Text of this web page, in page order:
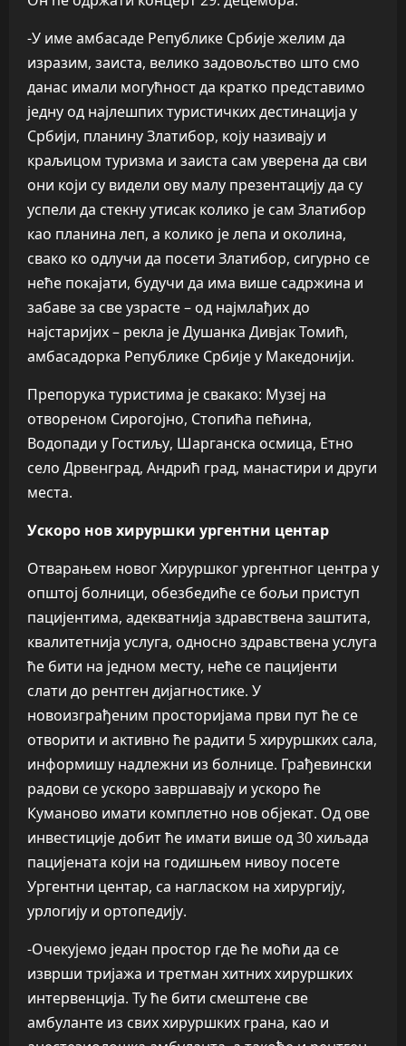
-У име амбасаде Републике Србије желим да
изразим, заиста, велико задовољство што смо
данас имали могућност да кратко представимо
једну од најлешпих туристичких дестинација у
Србији, планину Златибор, коју називају и
краљицом туризма и заиста сам уверена да сви
они који су видели ову малу презентацију да су
успели да стекну утисак колико је сам Златибор
као планина леп, а колико је лепа и околина,
свако ко одлучи да посети Златибор, сигурно се
неће покајати, будучи да има више садржина и
забаве за све узрасте – од најмлађих до
најстаријих – рекла је Душанка Дивјак Томић,
амбасадорка Републике Србије у Македонији.
Препорука туристима је свакако: Музеј на
отвореном Сирогојно, Стопића пећина,
Водопади у Гостиљу, Шарганска осмица, Етно
село Дрвенград, Андрић град, манастири и други
места.
Ускоро нов хируршки ургентни центар
Отварањем новог Хируршког ургентног центра у
општој болници, обезбедиће се бољи приступ
пацијентима, адекватнија здравствена заштита,
квалитетнија услуга, односно здравствена услуга
ће бити на једном месту, неће се пацијенти
слати до рентген дијагностике. У
новоизграђеним просторијама први пут ће се
отворити и активно ће радити 5 хируршких сала,
информишу надлежни из болнице. Грађевински
радови се ускоро завршавају и ускоро ће
Куманово имати комплетно нов објекат. Од ове
инвестиције добит ће имати више од 30 хиљада
пацијената који на годишњем нивоу посете
Ургентни центар, са нагласком на хирургију,
урлогију и ортопедију.
-Очекујемо један простор где ће моћи да се
изврши тријажа и третман хитних хируршких
интервенција. Ту ће бити смештене све
амбуланте из свих хируршких грана, као и